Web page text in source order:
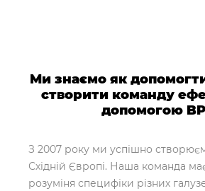
Ми знаємо як
створити команду
допомогою
З 2007 року ми успішно
Східній Європі. Наша команда
розуміня специфіки різних